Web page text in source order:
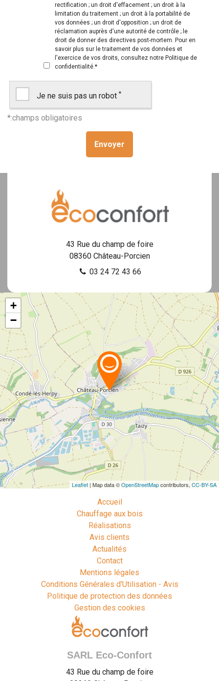
rectification ; un droit d'effacement ; un droit à la
limitation du traitement ; un droit à la portabilité de
vos données ; un droit d'opposition ; un droit de
réclamation auprès d'une autorité de contrôle ; le
droit de donner des directives post-mortem. Pour en
savoir plus sur le traitement de vos données et
l'exercice de vos droits, consultez notre Politique de
confidentialité.*
Je ne suis pas un robot *
43 Rue du champ de foire
08360 Château-Porcien
03 24 72 43 66
+
−
Leaflet | Map data ©OpenStreetMapcontributors, CC-BY-SA
Accueil
Chauffage aux bois
Réalisations
Avis clients
Actualités
Contact
Mentions légales
Conditions Générales d'Utilisation - Avis
Politique de protection des données
Gestion des cookies
SARL Eco-Confort
43 Rue du champ de foire